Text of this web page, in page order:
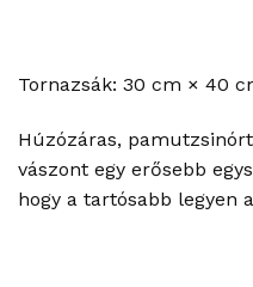
Tornazsák: 30 cm × 40
Húzózáras,
vászont egy erősebb
hogy a tartósabb legyen